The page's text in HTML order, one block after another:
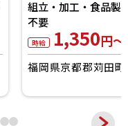
条件
時給 1,550円～
福岡県京都郡苅田町